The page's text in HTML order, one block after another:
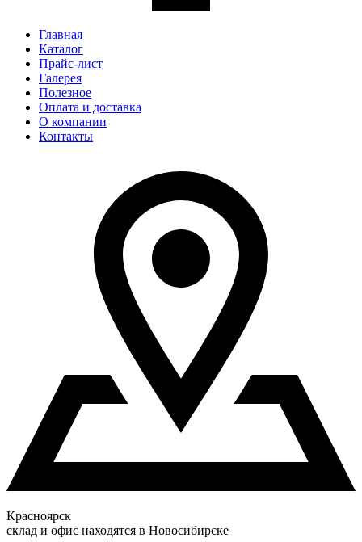
Главная
Каталог
Прайс-лист
Галерея
Полезное
Оплата и доставка
О компании
Контакты
Красноярск
склад и офис находятся в Новосибирске